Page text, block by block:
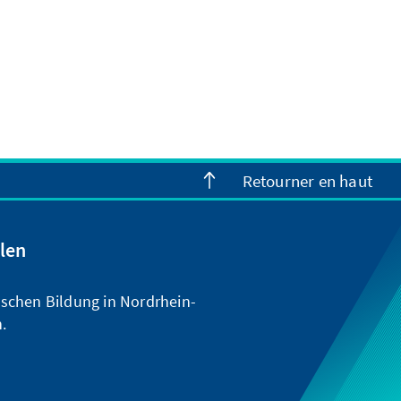
Retourner en haut
Bildung in Nordrhein-